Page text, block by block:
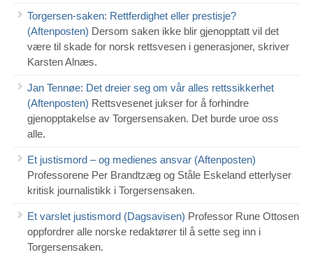
Torgersen-saken: Rettferdighet eller prestisje?
(Aftenposten) Dersom saken ikke blir gjenopptatt vil det
være til skade for norsk rettsvesen i generasjoner, skriver
Karsten Alnæs.
Jan Tennøe: Det dreier seg om vår alles rettssikkerhet
(Aftenposten) Rettsvesenet jukser for å forhindre
gjenopptakelse av Torgersensaken. Det burde uroe oss
alle.
Et justismord – og medienes ansvar (Aftenposten)
Professorene Per Brandtzæg og Ståle Eskeland etterlyser
kritisk journalistikk i Torgersensaken.
Et varslet justismord (Dagsavisen) Professor Rune Ottosen
oppfordrer alle norske redaktører til å sette seg inn i
Torgersensaken.